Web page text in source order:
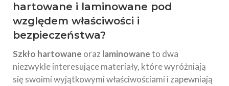
hartowane i laminowane pod
względem właściwości i
bezpieczeństwa?
Szkło hartowane oraz laminowaneto dwa
niezwykle interesujące materiały, które wyróżniają
się swoimi wyjątkowymi właściwościami i zapewniają